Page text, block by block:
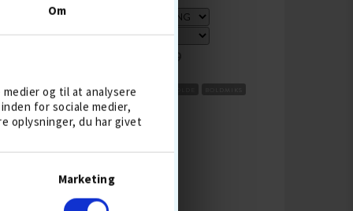
Om
og til at analysere
for sociale medier,
oplysninger, du har givet
Marketing
BESTSELLER 6 AUG DISTANCEBOLDE
KØB